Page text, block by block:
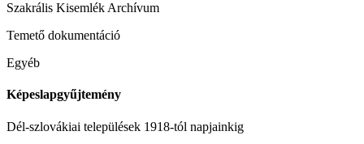
Szakrális Kisemlék Archívum
Temető dokumentáció
Egyéb
Képeslapgyűjtemény
Dél-szlovákiai települések 1918-tól napjainkig